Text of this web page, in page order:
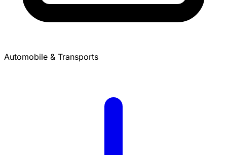
Automobile & Transports